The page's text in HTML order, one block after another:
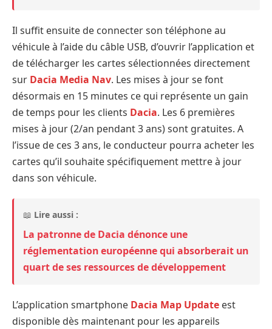
Il suffit ensuite de connecter son téléphone au
véhicule à l’aide du câble USB, d’ouvrir l’application et
de télécharger les cartes sélectionnées directement
sur Dacia Media Nav. Les mises à jour se font
désormais en 15 minutes ce qui représente un gain
de temps pour les clients Dacia. Les 6 premières
mises à jour (2/an pendant 3 ans) sont gratuites. A
l’issue de ces 3 ans, le conducteur pourra acheter les
cartes qu’il souhaite spécifiquement mettre à jour
dans son véhicule.
📖 Lire aussi :
La patronne de Dacia dénonce une
réglementation européenne qui absorberait un
quart de ses ressources de développement
L’application smartphone Dacia Map Update est
disponible dès maintenant pour les appareils